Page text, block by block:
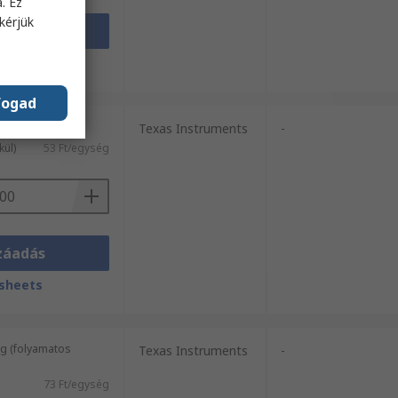
53 Ft/egység
Texas Instruments -
(folyamatos
73 Ft/egység
Texas Instruments -